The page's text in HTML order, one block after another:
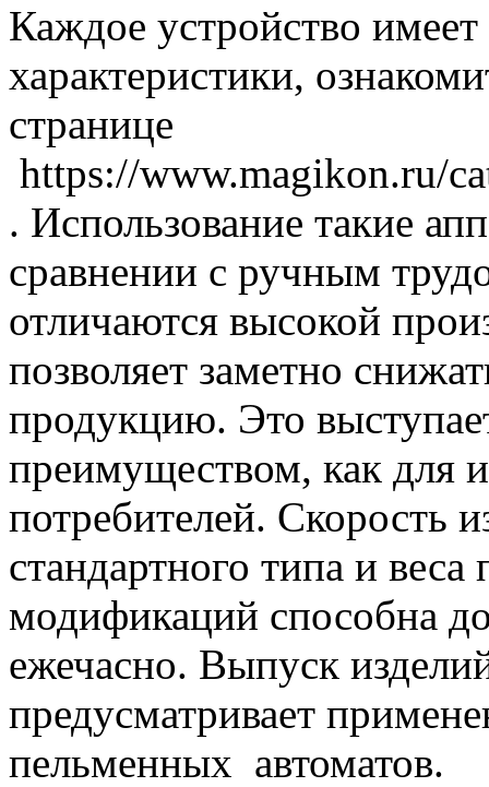
Каждое устройство
характеристики,
странице
https://www.magikon.ru/
. Использование такие
сравнении с ручным
отличаются высокой
позволяет заметно
продукцию. Это
преимуществом, как для
потребителей. Скорость
стандартного типа и
модификаций способна
ежечасно. Выпуск
предусматривает
пельменных автоматов.